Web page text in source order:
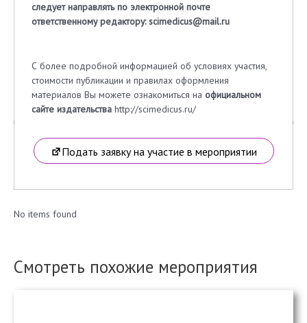
следует направлять по электронной почте
ответственному редактору:scimedicus@mail.ru
С более подробной информацией об условиях участия,
стоимости публикации и правилах оформления
материалов Вы можете ознакомиться на официальном
сайте издательства http://scimedicus.ru/
Подать заявку на участие в мероприятии
No items found
Смотреть похожие мероприятия